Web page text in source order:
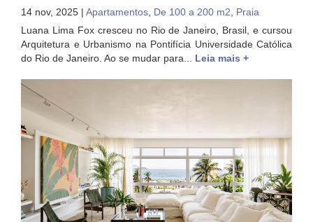
14 nov, 2025 | Apartamentos, De 100 a 200 m2, Praia
Luana Lima Fox cresceu no Rio de Janeiro, Brasil, e cursou
Arquitetura e Urbanismo na Pontifícia Universidade Católica
do Rio de Janeiro. Ao se mudar para... Leia mais +